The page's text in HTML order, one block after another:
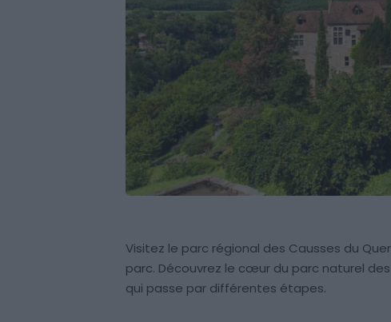
Visitez le parc régional des Causses du
parc. Découvrez le cœur du parc naturel
qui passe par différentes étapes.